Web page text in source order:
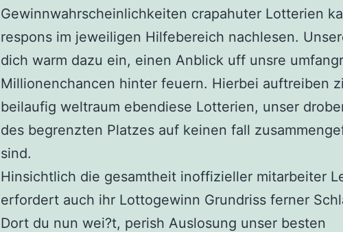
Gewinnwahrscheinlichkeiten crapahuter Lotterien
respons im jeweiligen Hilfebereich nachlesen.
dich warm dazu ein, einen Anblick uff unsre
Millionenchancen hinter feuern. Hierbei auftreiben
beilaufig weltraum ebendiese Lotterien, unser
des begrenzten Platzes auf keinen fall
sind.
Hinsichtlich die gesamtheit inoffizieller mitarbeiter
erfordert auch ihr Lottogewinn Grundriss ferner
Dort du nun wei?t, perish Auslosung unser besten